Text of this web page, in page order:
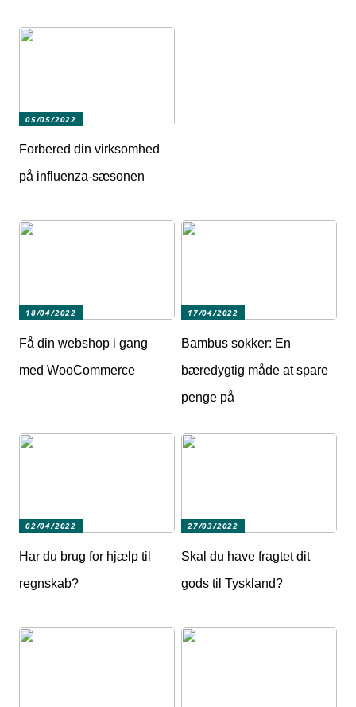
05/05/2022
Forbered din virksomhed
på influenza-sæsonen
18/04/2022
Få din webshop i gang
med WooCommerce
17/04/2022
Bambus sokker: En
bæredygtig måde at spare
penge på
02/04/2022
Har du brug for hjælp til
regnskab?
27/03/2022
Skal du have fragtet dit
gods til Tyskland?